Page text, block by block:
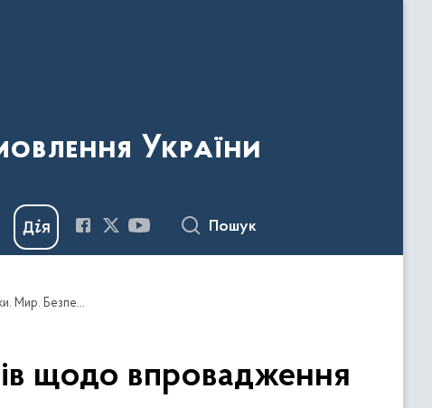
України
Пошук
У Києві відбулась консультація для журналістів щодо впровадження резолюції Ради Безпеки ООН 1325 "Жінки. Мир. Безпека"
щодо впровадження